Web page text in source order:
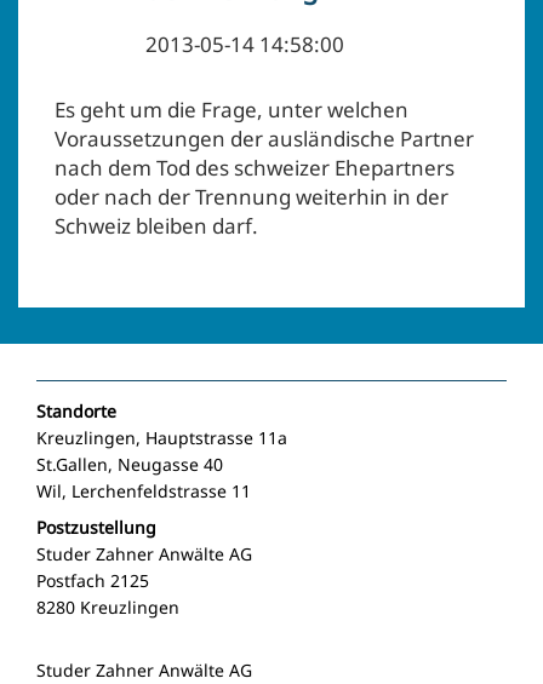
2013-05-14 14:58:00
Es geht um die Frage, unter welchen
Voraussetzungen der ausländische Partner
nach dem Tod des schweizer Ehepartners
oder nach der Trennung weiterhin in der
Schweiz bleiben darf.
Standorte
Kreuzlingen, Hauptstrasse 11a
St.Gallen, Neugasse 40
Wil, Lerchenfeldstrasse 11
Postzustellung
Studer Zahner Anwälte AG
Postfach 2125
8280 Kreuzlingen
Studer Zahner Anwälte AG